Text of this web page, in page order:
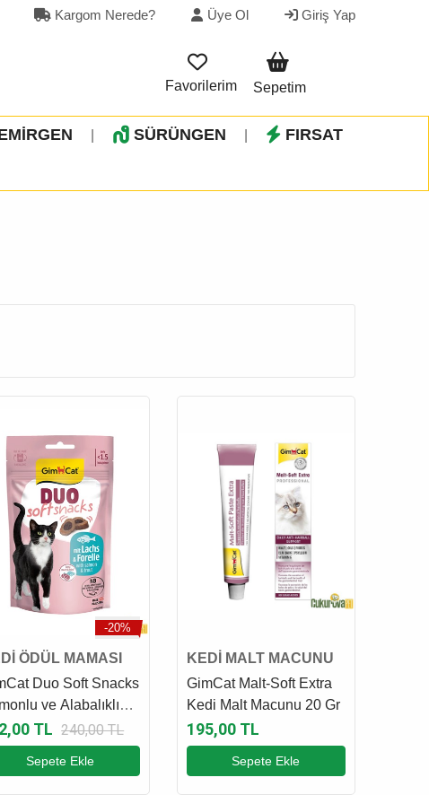
Kargom Nerede? Üye Ol Giriş Yap
Favorilerim Sepetim
SÜRÜNGEN FIRSAT
-20%
ÖDÜL MAMASI
Duo Soft Snacks
ve Alabalıklı
Ödül Maması 50 Gr
TL 240,00 TL
Sepete Ekle
KEDİ MALT MACUNU
GimCat Malt-Soft Extra
Kedi Malt Macunu 20 Gr
195,00 TL
Sepete Ekle